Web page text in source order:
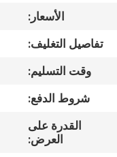
في
المعمل
رقابة
جودة
الأسعار:
تفاصيل التغليف:
وقت التسليم:
شروط الدفع:
القدرة على
العرض: